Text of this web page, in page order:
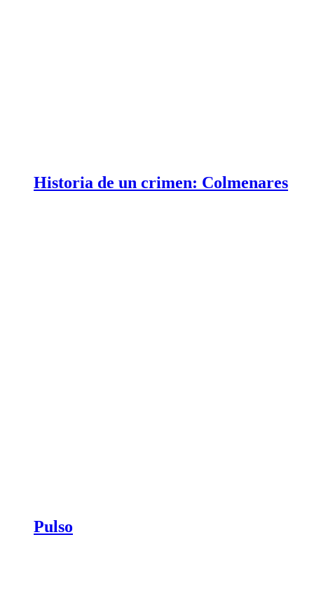
Historia de un crimen: Colmenares
Pulso